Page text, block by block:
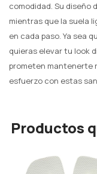
comodidad. Su diseño
mientras que la suela
en cada paso. Ya sea
quieras elevar tu look
prometen mantenerte
esfuerzo con estas
Productos